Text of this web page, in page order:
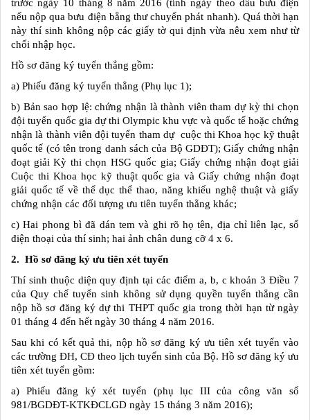
trước ngày 10 tháng 8 năm 2016 (tính ngày theo dấu bưu điện
nếu nộp qua bưu điện bằng thư chuyển phát nhanh). Quá thời hạn
này thí sinh không nộp các giấy tờ qui định vừa nêu xem như từ
chối nhập học.
Hồ sơ đăng ký tuyển thẳng gồm:
a) Phiếu đăng ký tuyển thẳng (Phụ lục 1);
b) Bản sao hợp lệ: chứng nhận là thành viên tham dự kỳ thi chọn
đội tuyển quốc gia dự thi Olympic khu vực và quốc tế hoặc chứng
nhận là thành viên đội tuyển tham dự cuộc thi Khoa học kỹ thuật
quốc tế (có tên trong danh sách của Bộ GDĐT); Giấy chứng nhận
đoạt giải Kỳ thi chọn HSG quốc gia; Giấy chứng nhận đoạt giải
Cuộc thi Khoa học kỹ thuật quốc gia và Giấy chứng nhận đoạt
giải quốc tế về thể dục thể thao, năng khiếu nghệ thuật và giấy
chứng nhận các đối tượng ưu tiên tuyển thẳng khác;
c) Hai phong bì đã dán tem và ghi rõ họ tên, địa chỉ liên lạc, số
điện thoại của thí sinh; hai ảnh chân dung cỡ 4 x 6.
2. Hồ sơ đăng ký ưu tiên xét tuyển
Thí sinh thuộc diện quy định tại các điểm a, b, c khoản 3 Điều 7
của Quy chế tuyển sinh không sử dụng quyền tuyển thẳng cần
nộp hồ sơ đăng ký dự thi THPT quốc gia trong thời hạn từ ngày
01 tháng 4 đến hết ngày 30 tháng 4 năm 2016.
Sau khi có kết quả thi, nộp hồ sơ đăng ký ưu tiên xét tuyển vào
các trường ĐH, CĐ theo lịch tuyển sinh của Bộ. Hồ sơ đăng ký ưu
tiên xét tuyển gồm:
a) Phiếu đăng ký xét tuyển (phụ lục III của công văn số
981/BGDĐT-KTKĐCLGD ngày 15 tháng 3 năm 2016);